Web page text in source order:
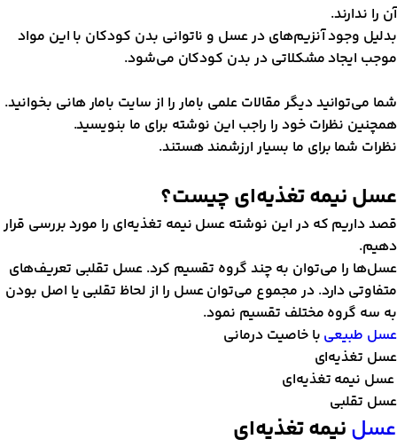
را ندارند.
وجود آنزیم‌های در عسل و ناتوانی بدن کودکان با این مواد
ایجاد مشکلاتی در بدن کودکان می‌شود.
می‌توانید دیگر مقالات علمی بامار را از سایت بامار هانی بخوانيد.
نظرات خود را راجب این نوشته برای ما بنویسید.
شما برای ما بسیار ارزشمند هستند.
نیمه تغذیه‌ای چیست؟
داریم که در این نوشته عسل نیمه تغذیه‌ای را مورد بررسی قرار
را می‌توان به چند گروه تقسیم کرد. عسل تقلبی تعریف‌های
دارد. در مجموع می‌توان عسل را از لحاظ تقلبی یا اصل بودن
سه گروه مختلف تقسیم نمود.
طبیعیبا خاصیت درمانی
تغذیه‌ای
نیمه تغذیه‌ای
تقلبی
نیمه تغذیه‌ای